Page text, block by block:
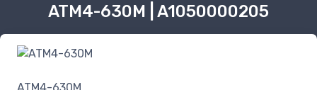
ATM4-630M | A1050000205
ATM4-630M